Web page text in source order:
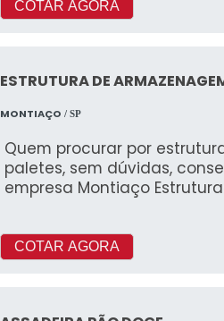
COTAR AGORA
ESTRUTURA DE
MONTIAÇO / SP
Quem procurar por
paletes, sem dúvidas,
empresa Montiaço
COTAR AGORA